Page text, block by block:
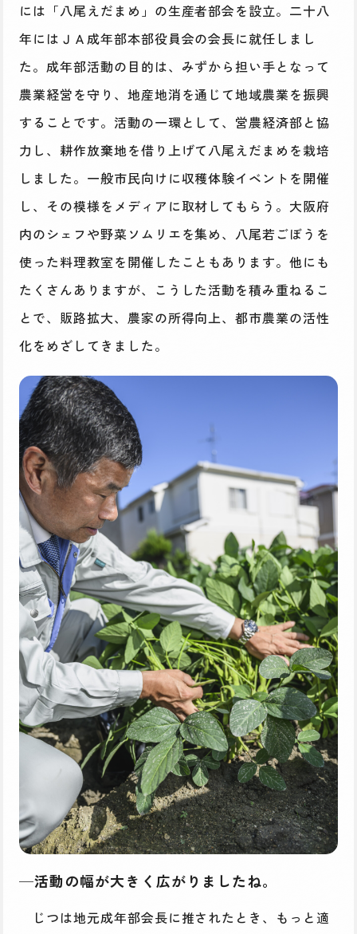
には「八尾えだまめ」の生産者部会を設立。二十八
年にはＪＡ成年部本部役員会の会長に就任しまし
た。成年部活動の目的は、みずから担い手となって
農業経営を守り、地産地消を通じて地域農業を振興
することです。活動の一環として、営農経済部と協
力し、耕作放棄地を借り上げて八尾えだまめを栽培
しました。一般市民向けに収穫体験イベントを開催
し、その模様をメディアに取材してもらう。大阪府
内のシェフや野菜ソムリエを集め、八尾若ごぼうを
使った料理教室を開催したこともあります。他にも
たくさんありますが、こうした活動を積み重ねるこ
とで、販路拡大、農家の所得向上、都市農業の活性
化をめざしてきました。
─活動の幅が大きく広がりましたね。
じつは地元成年部会長に推されたとき、もっと適